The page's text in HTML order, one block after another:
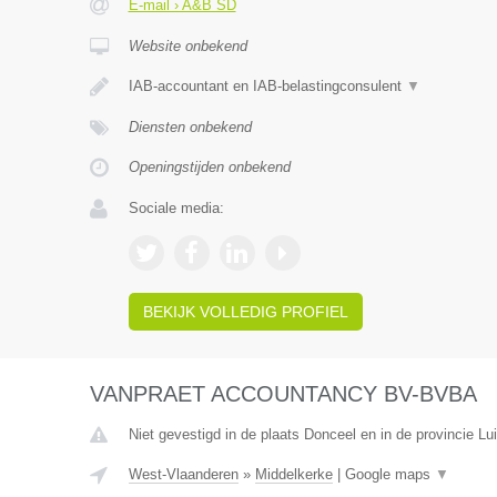
E-mail › A&B SD
Website onbekend
IAB-accountant en IAB-belastingconsulent ▼
Diensten onbekend
Openingstijden onbekend
Sociale media:
BEKIJK VOLLEDIG PROFIEL
VANPRAET ACCOUNTANCY BV-BVBA
Niet gevestigd in de plaats Donceel en in de provincie
West-Vlaanderen» Middelkerke| Google maps ▼